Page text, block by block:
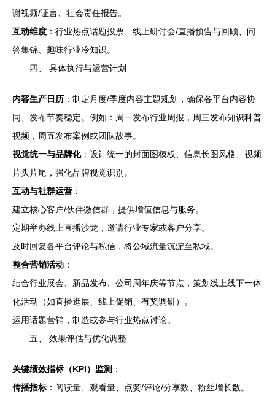
谢视频/证言、社会责任报告。
互动维度 ：行业热点话题投票、线上研讨会/直播预告与回顾、问
答集锦、趣味行业冷知识。
四、 具体执行与运营计划
内容生产日历 ：制定月度/季度内容主题规划，确保各平台内容协
同、发布节奏稳定。例如：周一发布行业周报，周三发布知识科普
视频，周五发布案例或团队故事。
视觉统一与品牌化：设计统一的封面图模板、信息长图风格、视频
片头片尾，强化品牌视觉识别。
互动与社群运营 ：
建立核心客户/伙伴微信群，提供增值信息与服务。
定期举办线上直播沙龙，邀请行业专家或客户分享。
及时回复各平台评论与私信，将公域流量沉淀至私域。
整合营销活动 ：
结合行业展会、新品发布、公司周年庆等节点，策划线上线下一体
化活动（如直播逛展、线上促销、有奖调研）。
运用话题营销，制造或参与行业热点讨论。
五、 效果评估与优化调整
关键绩效指标（KPI）监测 ：
传播指标 ：阅读量、观看量、点赞/评论/分享数、粉丝增长数。